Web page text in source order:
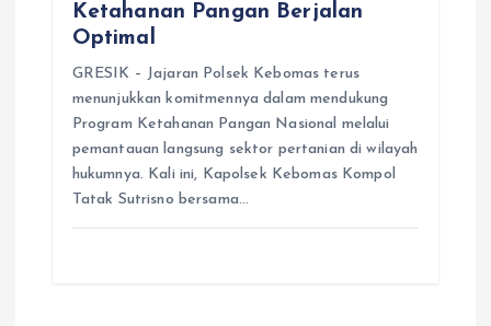
Ketahanan Pangan Berjalan
Optimal
GRESIK – Jajaran Polsek Kebomas terus
menunjukkan komitmennya dalam mendukung
Program Ketahanan Pangan Nasional melalui
pemantauan langsung sektor pertanian di wilayah
hukumnya. Kali ini, Kapolsek Kebomas Kompol
Tatak Sutrisno bersama…